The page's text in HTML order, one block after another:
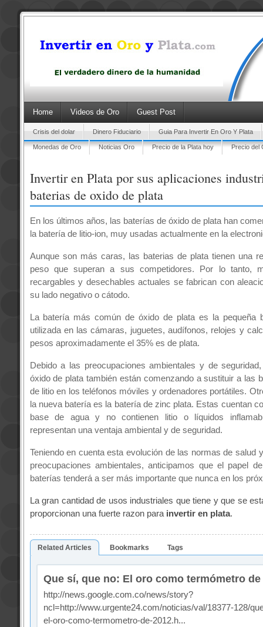
Home Videos de Oro Guest Post
Crisis del dolar Dinero Fiduciario Guia Para Invertir En Oro Y Plata
Monedas de Oro Noticias Oro Precio de la Plata hoy Precio del
Invertir en Plata por sus aplicaciones
baterias de oxido de plata
En los últimos años, las baterías de óxido de plata han
la batería de litio-ion, muy usadas actualmente en la
Aunque son más caras, las baterias de plata tienen una
peso que superan a sus competidores. Por lo tanto,
recargables y desechables actuales se fabrican con
su lado negativo o cátodo.
La batería más común de óxido de plata es la pequeña
utilizada en las cámaras, juguetes, audífonos, relojes y
pesos aproximadamente el 35% es de plata.
Debido a las preocupaciones ambientales y de
óxido de plata también están comenzando a sustituir a las
de litio en los teléfonos móviles y ordenadores portátiles.
la nueva batería es la batería de zinc plata. Estas cuentan
base de agua y no contienen litio o líquidos
representan una ventaja ambiental y de seguridad.
Teniendo en cuenta esta evolución de las normas de salud
preocupaciones ambientales, anticipamos que el papel
baterías tenderá a ser más importante que nunca en los
La gran cantidad de usos industriales que tiene y que se
proporcionan una fuerte razon para invertir en plata.
Related Articles Bookmarks Tags
Que sí, que no: El oro como termómetro de
http://news.google.com.co/news/story?
ncl=http://www.urgente24.com/noticias/val/18377-128/
el-oro-como-termometro-de-2012.h...